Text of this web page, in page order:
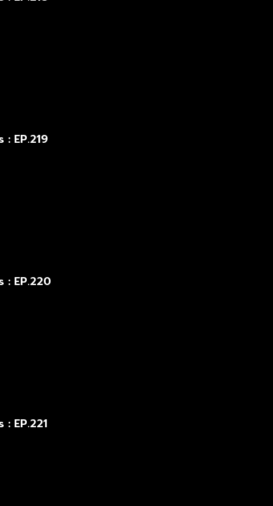
: EP.219
: EP.220
EP.221